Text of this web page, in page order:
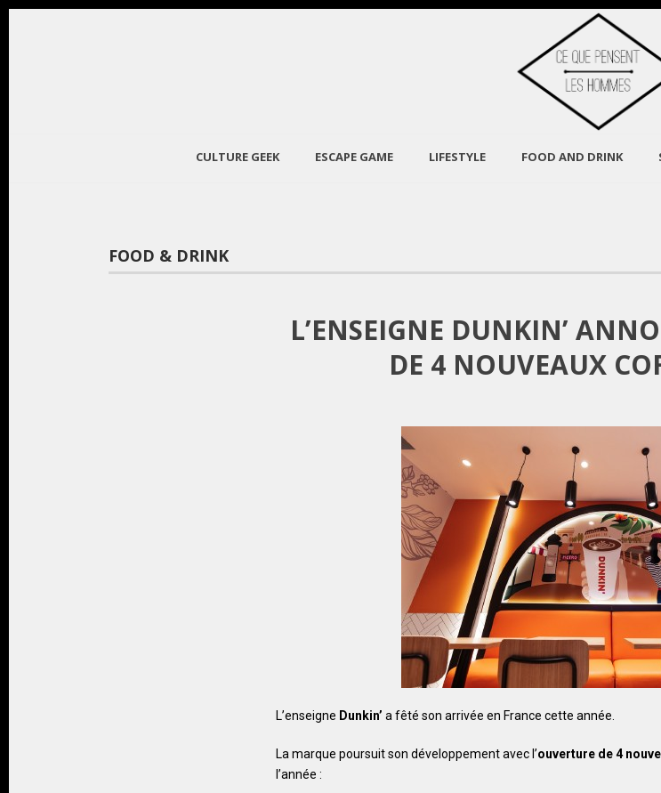
CULTURE GEEK ESCAPE GAME LIFESTYLE FOOD AND DRINK
FOOD & DRINK
L’ENSEIGNE DUNKIN’
DE 4 NOUVEAUX
L’enseigne Dunkin’ a fêté son arrivée en France cette année.
La marque poursuit son développement avec l’ouverture de 4
l’année :